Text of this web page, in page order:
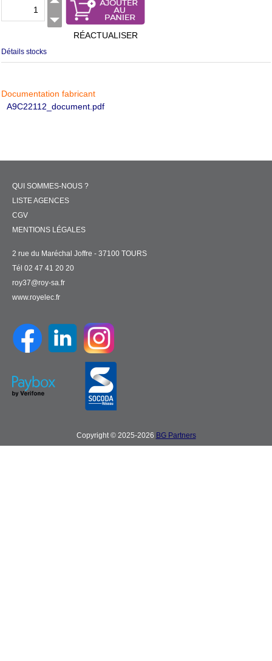
RÉACTUALISER
Détails stocks
Documentation fabricant
A9C22112_document.pdf
QUI SOMMES-NOUS ?
LISTE AGENCES
CGV
MENTIONS LÉGALES
2 rue du Maréchal Joffre - 37100 TOURS
Tél 02 47 41 20 20
roy37@roy-sa.fr
www.royelec.fr
Copyright © 2025-2026 BG Partners